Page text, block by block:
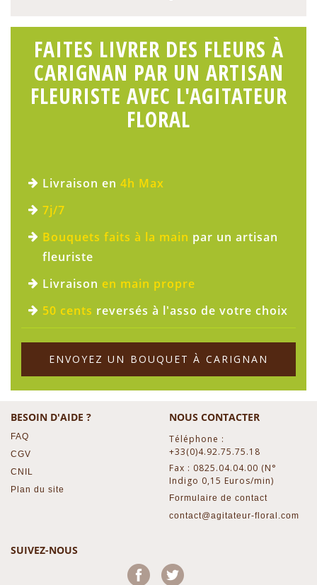
FAITES LIVRER DES FLEURS À
CARIGNAN PAR UN ARTISAN
FLEURISTE AVEC L'AGITATEUR
FLORAL
Livraison en 4h Max
7j/7
Bouquets faits à la main par un artisan
fleuriste
Livraison en main propre
50 cents reversés à l'asso de votre choix
ENVOYEZ UN BOUQUET À CARIGNAN
BESOIN D'AIDE ?
FAQ
CGV
CNIL
Plan du site
NOUS CONTACTER
Téléphone :
+33(0)4.92.75.75.18
Fax : 0825.04.04.00 (N°
Indigo 0,15 Euros/min)
Formulaire de contact
contact@agitateur-floral.com
SUIVEZ-NOUS
Facebook